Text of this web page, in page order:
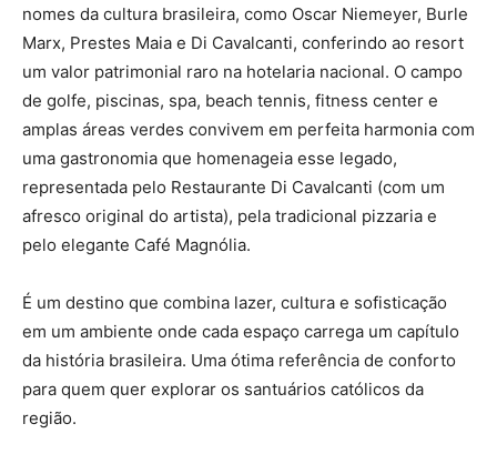
nomes da cultura brasileira, como Oscar Niemeyer, Burle
Marx, Prestes Maia e Di Cavalcanti, conferindo ao resort
um valor patrimonial raro na hotelaria nacional. O campo
de golfe, piscinas, spa, beach tennis, fitness center e
amplas áreas verdes convivem em perfeita harmonia com
uma gastronomia que homenageia esse legado,
representada pelo Restaurante Di Cavalcanti (com um
afresco original do artista), pela tradicional pizzaria e
pelo elegante Café Magnólia.
É um destino que combina lazer, cultura e sofisticação
em um ambiente onde cada espaço carrega um capítulo
da história brasileira. Uma ótima referência de conforto
para quem quer explorar os santuários católicos da
região.